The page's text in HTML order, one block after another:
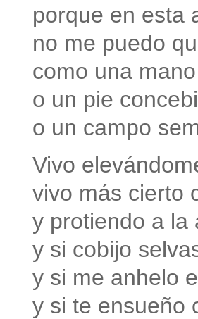
porque en esta
no me puedo
como una
o un pie
o un campo
Vivo
vivo más cierto
y protiendo a la
y si cobijo
y si me anhelo
y si te ensueño